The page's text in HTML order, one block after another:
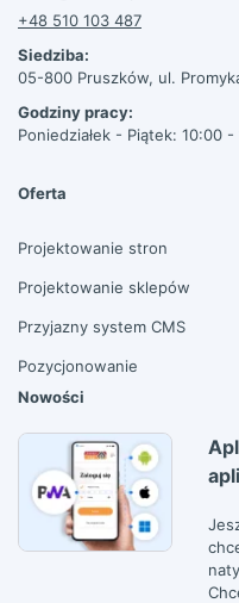
+48 510 103 487
Siedziba:
05-800 Pruszków, ul.
Godziny pracy:
Poniedziałek - Piątek: 10:00 -
Oferta
Projektowanie stron
Projektowanie sklepów
Przyjazny system CMS
Pozycjonowanie
Nowości